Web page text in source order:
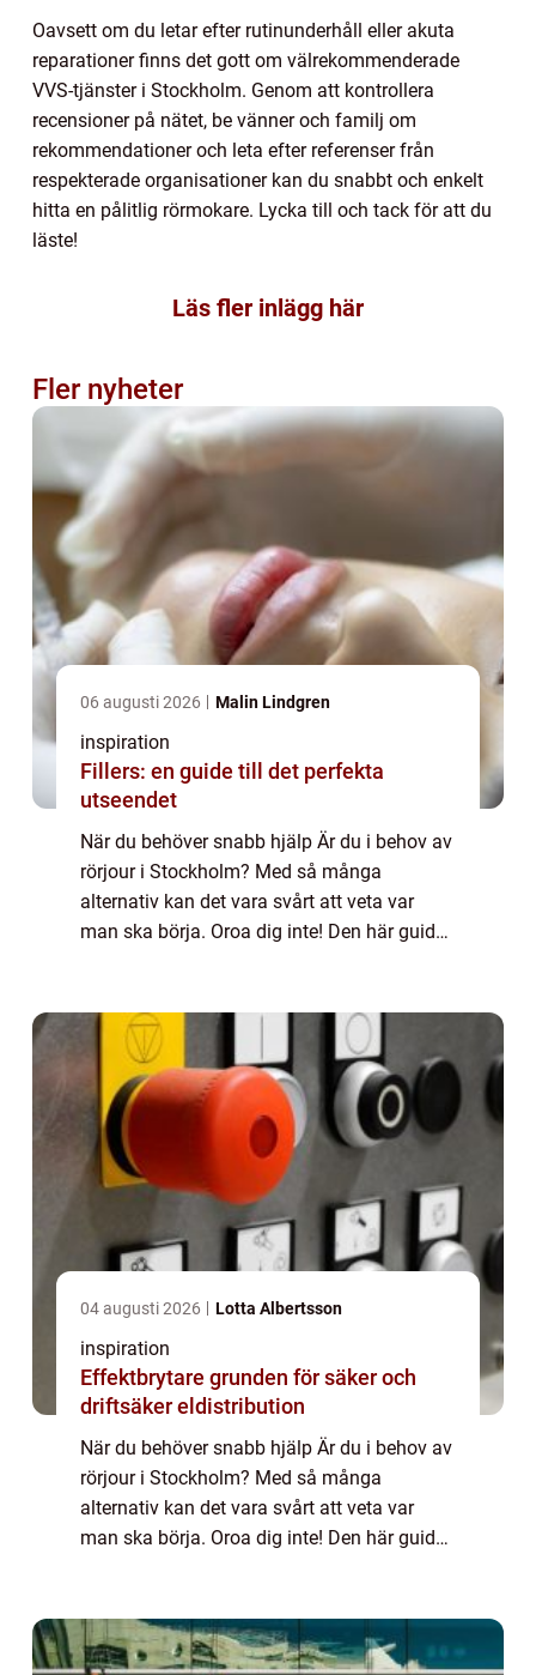
Oavsett om du letar efter rutinunderhåll eller akuta
reparationer finns det gott om välrekommenderade
VVS-tjänster i Stockholm. Genom att kontrollera
recensioner på nätet, be vänner och familj om
rekommendationer och leta efter referenser från
respekterade organisationer kan du snabbt och enkelt
hitta en pålitlig rörmokare. Lycka till och tack för att du
läste!
Läs fler inlägg här
Fler nyheter
06 augusti 2026 Malin Lindgren
inspiration
Fillers: en guide till det perfekta
utseendet
När du behöver snabb hjälp Är du i behov av
rörjour i Stockholm? Med så många
alternativ kan det vara svårt att veta var
man ska börja. Oroa dig inte! Den här guiden
04 augusti 2026 Lotta Albertsson
inspiration
Effektbrytare grunden för säker och
driftsäker eldistribution
När du behöver snabb hjälp Är du i behov av
rörjour i Stockholm? Med så många
alternativ kan det vara svårt att veta var
man ska börja. Oroa dig inte! Den här guiden